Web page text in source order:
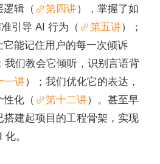
逻辑（ 第四讲），掌握了如
引导 AI 行为（
第五讲）；
能记住用户的每一次倾诉
我们教会它倾听，识别言语背
一讲）；我们优化它的表达，
性化（
第十二讲）。甚至早
搭建起项目的工程骨架，实现
。